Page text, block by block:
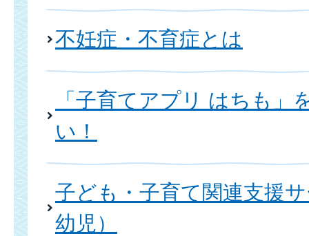
不妊症・不育症とは
「子育てアプリ はちも」
い！
子ども・子育て関連支援
幼児）